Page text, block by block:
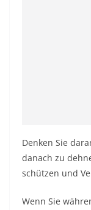
Denken Sie
danach zu
schützen und
Wenn Sie